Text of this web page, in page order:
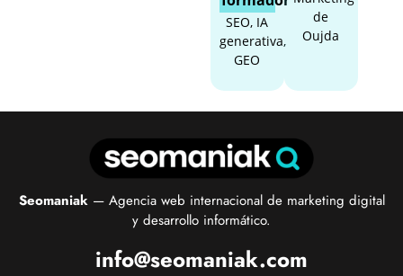
SEO, IA
generativa,
GEO
de
Oujda
Seomaniak— Agencia web internacional de marketing digital
y desarrollo informático.
info@seomaniak.com